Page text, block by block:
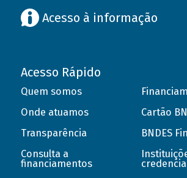
Acesso à informação
Acesso Rápido
Quem somos
Onde atuamos
Transparência
Consulta a
financiamentos
Cartão
BNDES